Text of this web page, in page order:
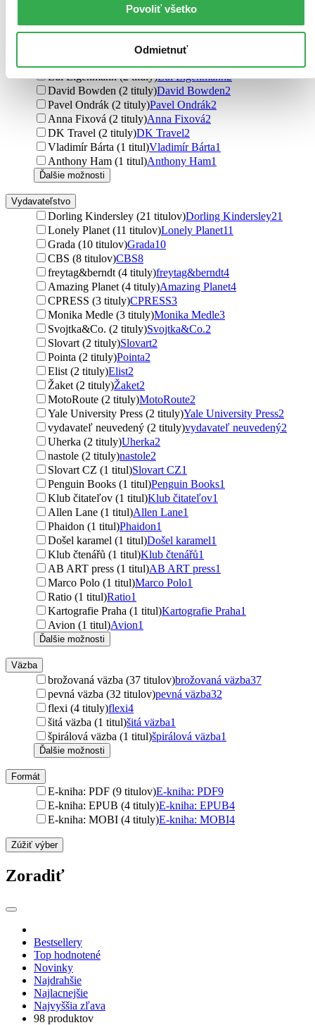
Povoliť všetko
Odmietnuť
Vladimír Kunc (2 tituly)Vladimír Kunc
Viktor Uherka (2 tituly)Viktor Uherka2
Matúš Lašan (2 tituly)Matúš Lašan
Lui Eigenmann (2 tituly)Lui Eigenmann2
David Bowden (2 tituly)David Bowden2
Pavel Ondrák (2 tituly)Pavel Ondrák2
Anna Fixová (2 tituly)Anna Fixová2
DK Travel (2 tituly)DK Travel2
Vladimír Bárta (1 titul)Vladimír Bárta1
Anthony Ham (1 titul)Anthony Ham1
Ďalšie možnosti
Vydavateľstvo
Dorling Kindersley (21 titulov)Dorling Kindersley21
Lonely Planet (11 titulov)Lonely Planet11
Grada (10 titulov)Grada10
CBS (8 titulov)CBS8
freytag&berndt (4 tituly)freytag&berndt4
Amazing Planet (4 tituly)Amazing Planet4
CPRESS (3 tituly)CPRESS3
Monika Medle (3 tituly)Monika Medle3
Svojtka&Co. (2 tituly)Svojtka&Co.2
Slovart (2 tituly)Slovart2
Pointa (2 tituly)Pointa2
Elist (2 tituly)Elist2
Žaket (2 tituly)Žaket2
MotoRoute (2 tituly)MotoRoute2
Yale University Press (2 tituly)Yale University Press2
vydavateľ neuvedený (2 tituly)vydavateľ neuvedený2
Uherka (2 tituly)Uherka2
nastole (2 tituly)nastole2
Slovart CZ (1 titul)Slovart CZ1
Penguin Books (1 titul)Penguin Books1
Klub čitateľov (1 titul)Klub čitateľov1
Allen Lane (1 titul)Allen Lane1
Phaidon (1 titul)Phaidon1
Došel karamel (1 titul)Došel karamel1
Klub čtenářů (1 titul)Klub čtenářů1
AB ART press (1 titul)AB ART press1
Marco Polo (1 titul)Marco Polo1
Ratio (1 titul)Ratio1
Kartografie Praha (1 titul)Kartografie Praha1
Avion (1 titul)Avion1
Ďalšie možnosti
Väzba
brožovaná väzba (37 titulov)brožovaná väzba37
pevná väzba (32 titulov)pevná väzba32
flexi (4 tituly)flexi4
šitá väzba (1 titul)šitá väzba1
špirálová väzba (1 titul)špirálová väzba1
Ďalšie možnosti
Formát
E-kniha: PDF (9 titulov)E-kniha: PDF9
E-kniha: EPUB (4 tituly)E-kniha: EPUB4
E-kniha: MOBI (4 tituly)E-kniha: MOBI4
Zúžiť výber
Zoradiť
Bestsellery
Top hodnotené
Novinky
Najdrahšie
Najlacnejšie
Najvyššia zľava
98 produktov